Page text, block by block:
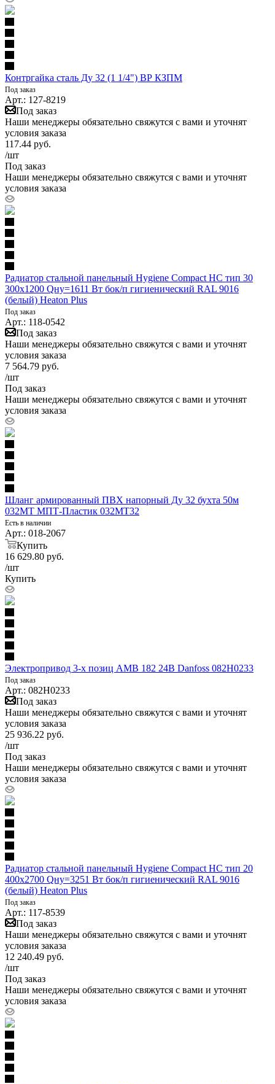
Контргайка сталь Ду 32 (1 1/4") ВР КЗПМ
Под заказ
Арт.: 127-8219
Под заказ
Наши менеджеры обязательно свяжутся с вами и уточнят
условия заказа
117.44 руб.
/шт
Под заказ
Наши менеджеры обязательно свяжутся с вами и уточнят
условия заказа
Радиатор стальной панельный Hygiene Compact HC тип 30
300х1200 Qну=1611 Вт бок/п гигиенический RAL 9016
(белый) Heaton Plus
Под заказ
Арт.: 118-0542
Под заказ
Наши менеджеры обязательно свяжутся с вами и уточнят
условия заказа
7 564.79 руб.
/шт
Под заказ
Наши менеджеры обязательно свяжутся с вами и уточнят
условия заказа
Шланг армированный ПВХ напорный Ду 32 бухта 50м
032МТ МПТ-Пластик 032МТ32
Есть в наличии
Арт.: 018-2067
Купить
16 629.80 руб.
/шт
Купить
Электропривод 3-х позиц AMB 182 24В Danfoss 082H0233
Под заказ
Арт.: 082H0233
Под заказ
Наши менеджеры обязательно свяжутся с вами и уточнят
условия заказа
25 936.22 руб.
/шт
Под заказ
Наши менеджеры обязательно свяжутся с вами и уточнят
условия заказа
Радиатор стальной панельный Hygiene Compact HC тип 20
400х2700 Qну=3251 Вт бок/п гигиенический RAL 9016
(белый) Heaton Plus
Под заказ
Арт.: 117-8539
Под заказ
Наши менеджеры обязательно свяжутся с вами и уточнят
условия заказа
12 240.49 руб.
/шт
Под заказ
Наши менеджеры обязательно свяжутся с вами и уточнят
условия заказа